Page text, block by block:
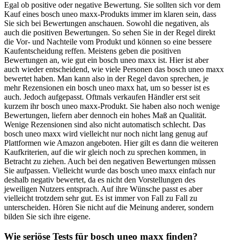
Egal ob positive oder negative Bewertung. Sie sollten sich vor dem
Kauf eines bosch uneo maxx-Produkts immer im klaren sein, dass
Sie sich bei Bewertungen anschauen. Sowohl die negativen, als
auch die positiven Bewertungen. So sehen Sie in der Regel direkt
die Vor- und Nachteile vom Produkt und können so eine bessere
Kaufentscheidung reffen. Meistens geben die positiven
Bewertungen an, wie gut ein bosch uneo maxx ist. Hier ist aber
auch wieder entscheidend, wie viele Personen das bosch uneo maxx
bewertet haben. Man kann also in der Regel davon sprechen, je
mehr Rezensionen ein bosch uneo maxx hat, um so besser ist es
auch. Jedoch aufgepasst. Oftmals verkaufen Händler erst seit
kurzem ihr bosch uneo maxx-Produkt. Sie haben also noch wenige
Bewertungen, liefern aber dennoch ein hohes Maß an Qualität.
Wenige Rezensionen sind also nicht automatisch schlecht. Das
bosch uneo maxx wird vielleicht nur noch nicht lang genug auf
Plattformen wie Amazon angeboten. Hier gilt es dann die weiteren
Kaufkriterien, auf die wir gleich noch zu sprechen kommen, in
Betracht zu ziehen. Auch bei den negativen Bewertungen müssen
Sie aufpassen. Vielleicht wurde das bosch uneo maxx einfach nur
deshalb negativ bewertet, da es nicht den Vorstellungen des
jeweiligen Nutzers entsprach. Auf ihre Wünsche passt es aber
vielleicht trotzdem sehr gut. Es ist immer von Fall zu Fall zu
unterscheiden. Hören Sie nicht auf die Meinung anderer, sondern
bilden Sie sich ihre eigene.
Wie seriöse Tests für bosch uneo maxx finden?